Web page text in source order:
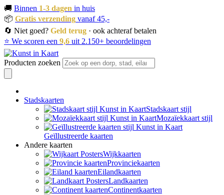
🚚 Binnen 1-3 dagen in huis
📦 Gratis verzending vanaf 45,-
🔄 Niet goed? Geld terug · ook achteraf betalen
⭐ We scoren een 9,6 uit 2.150+ beoordelingen
Producten zoeken
Stadskaarten
Stadskaart stijl
Mozaïekkaart stijl
Geïllustreerde kaarten
Andere kaarten
Wijkkaarten
Provinciekaarten
Eilandkaarten
Landkaarten
Continentkaarten